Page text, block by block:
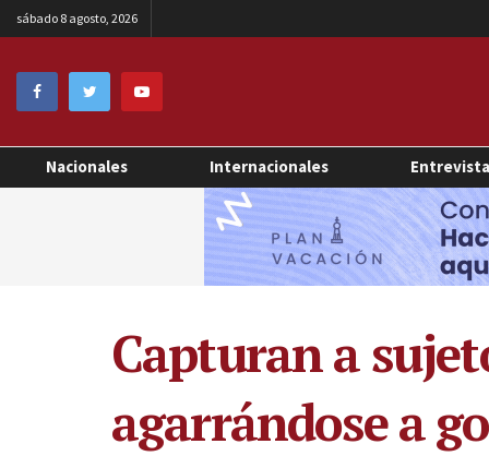
sábado 8 agosto, 2026
Nacionales Internacionales
Capturan a
agarrándose a